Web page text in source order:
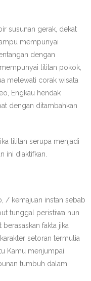
susunan gerak, dekat
mempunyai
dengan
lilitan pokok,
melewati corak wisata
Engkau hendak
dengan ditambahkan
lilitan serupa menjadi
ini diaktifkan.
/ kemajuan instan sebab
tunggal peristiwa nun
fakta jika
setoran termulia
Kamu menjumpai
tumbuh dalam